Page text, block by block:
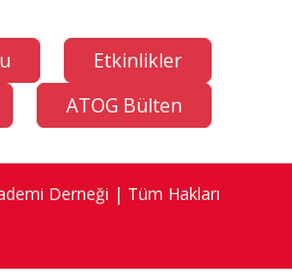
Etkinlikler
ATOG Bülten
Derneği | Tüm Hakları